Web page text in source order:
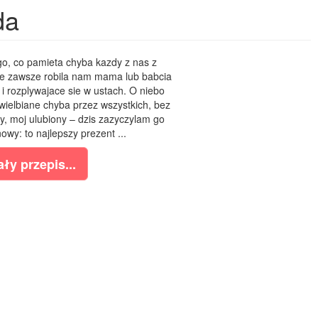
co pamieta chyba kazdy z nas z
zawsze robila nam mama lub babcia
rozplywajace sie w ustach. O niebo
chyba przez wszystkich, bez
moj ulubiony – dzis zazyczylam go
to najlepszy prezent ...
przepis...